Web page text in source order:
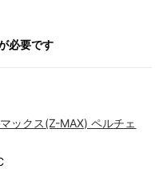
必要です
ックス(Z-MAX) ペルチェ